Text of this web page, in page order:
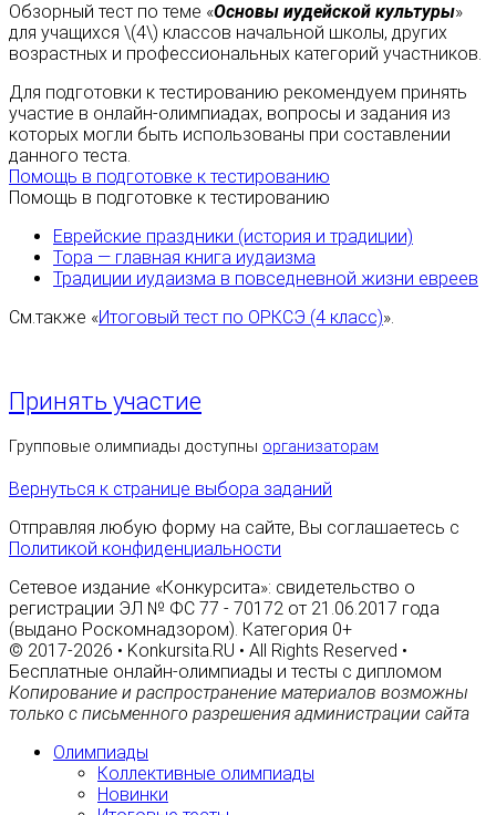
Обзорный тест по теме «Основы иудейской культуры»
для учащихся \(4\) классов начальной школы, других
возрастных и профессиональных категорий участников.
Для подготовки к тестированию рекомендуем принять
участие в онлайн-олимпиадах, вопросы и задания из
которых могли быть использованы при составлении
данного теста.
Помощь в подготовке к тестированию
Помощь в подготовке к тестированию
Еврейские праздники (история и традиции)
Тора — главная книга иудаизма
Традиции иудаизма в повседневной жизни евреев
См.также «Итоговый тест по ОРКСЭ (4 класс)».
Принять участие
Групповые олимпиады доступны организаторам
Вернуться к странице выбора заданий
Отправляя любую форму на сайте, Вы соглашаетесь с
Политикой конфиденциальности
Сетевое издание «Конкурсита»: свидетельство о
регистрации ЭЛ № ФС 77 - 70172 от 21.06.2017 года
(выдано Роскомнадзором). Категория 0+
© 2017-2026 • Konkursita.RU • All Rights Reserved •
Бесплатные онлайн-олимпиады и тесты с дипломом
Копирование и распространение материалов возможны
только с письменного разрешения администрации сайта
Олимпиады
Коллективные олимпиады
Новинки